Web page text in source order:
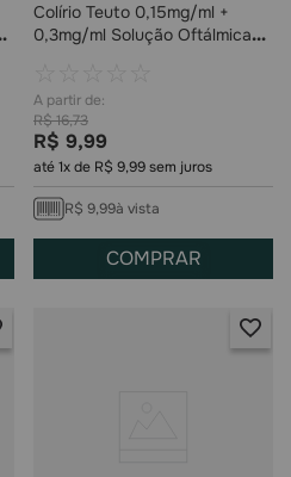
Colírio Teuto 0,15mg/ml +
0,3mg/ml Solução Oftálmica
R$16,73
R$ 9,99
até1x de R$ 9,99sem juros
R$ 9,99à vista
COMPRAR